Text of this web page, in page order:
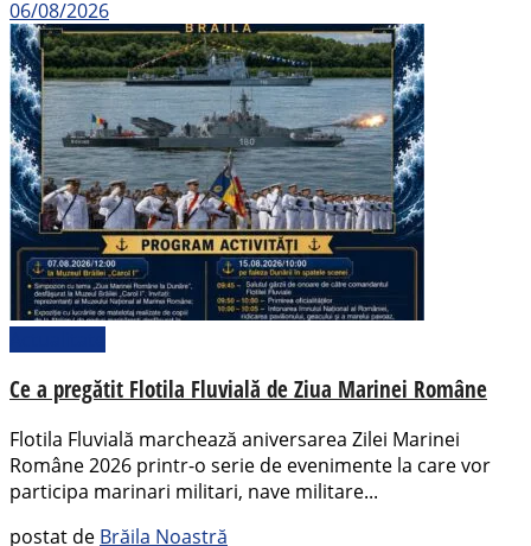
06/08/2026
Ce a pregătit Flotila Fluvială de Ziua Marinei Române
Flotila Fluvială marchează aniversarea Zilei Marinei
Române 2026 printr-o serie de evenimente la care vor
participa marinari militari, nave militare...
postat de Brăila Noastră